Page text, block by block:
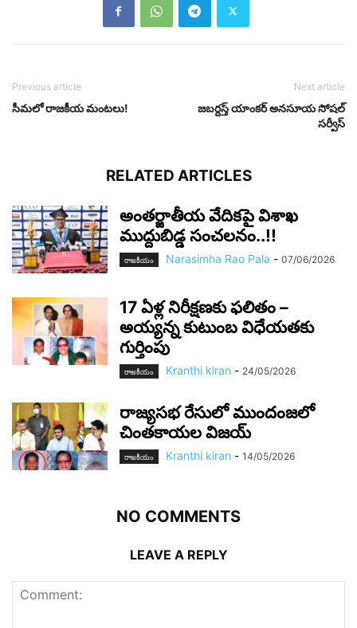
Previous article
సీమ‌లో రాజ‌కీయ మంట‌లు!
Next article
జబర్దస్త్ యాంకర్ అనసూయ సోషల్
సర్వీస్
RELATED ARTICLES
అంతర్జాతీయ వేదికపై విశాఖ
ముద్దుబిడ్డ సంచలనం..!!
రాజ‌కీయం Narasimha Rao Pala - 07/06/2026
17 ఏళ్ల నిరీక్షణకు ఫలితం –
అయ్యన్న కుటుంబ విధేయతకు
గుర్తింపు
రాజ‌కీయం Kranthi kiran - 24/05/2026
రాజ్యసభ రేసులో ముందంజలో
చింతకాయల విజయ్
రాజ‌కీయం Kranthi kiran - 14/05/2026
NO COMMENTS
LEAVE A REPLY